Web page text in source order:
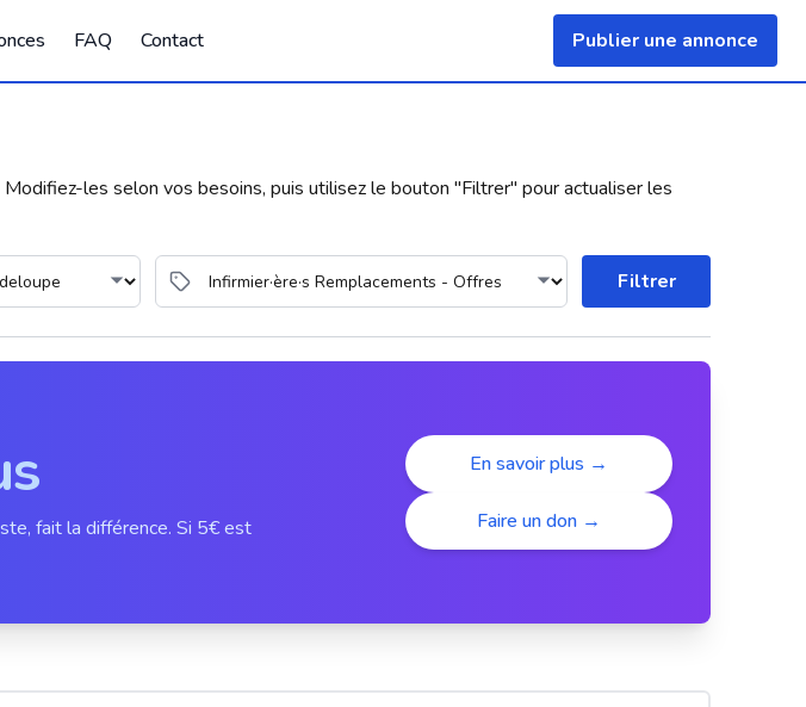
Publier une annonce
FAQ Contact
les selon vos besoins, puis utilisez le bouton "Filtrer" pour actualiser les
Filtrer
fait la différence. Si 5€ est
En savoir plus →
Faire un don →